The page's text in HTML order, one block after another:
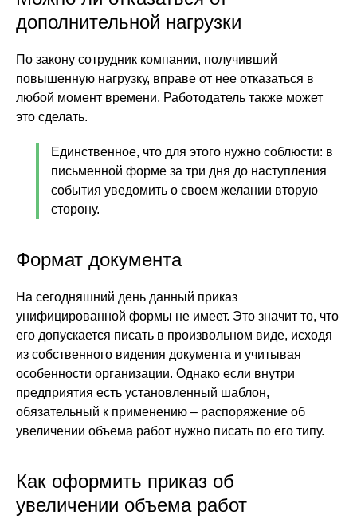
дополнительной нагрузки
По закону сотрудник компании, получивший
повышенную нагрузку, вправе от нее отказаться в
любой момент времени. Работодатель также может
это сделать.
Единственное, что для этого нужно соблюсти: в
письменной форме за три дня до наступления
события уведомить о своем желании вторую
сторону.
Формат документа
На сегодняшний день данный приказ
унифицированной формы не имеет. Это значит то, что
его допускается писать в произвольном виде, исходя
из собственного видения документа и учитывая
особенности организации. Однако если внутри
предприятия есть установленный шаблон,
обязательный к применению – распоряжение об
увеличении объема работ нужно писать по его типу.
Как оформить приказ об
увеличении объема работ